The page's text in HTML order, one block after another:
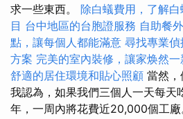
求一些東西。 除白蟻費用，了解
目 台中地區的台胞證服務 自助餐
點，讓每個人都能滿意 尋找專業
方案 完美的室內裝修，讓家焕然一
舒適的居住環境和貼心照顧 當然，
我認為，如果我們三個人一天每天
年，一周內將花費近20,000個工